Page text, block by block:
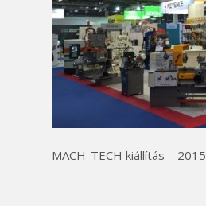
MACH-TECH kiállítás – 2015